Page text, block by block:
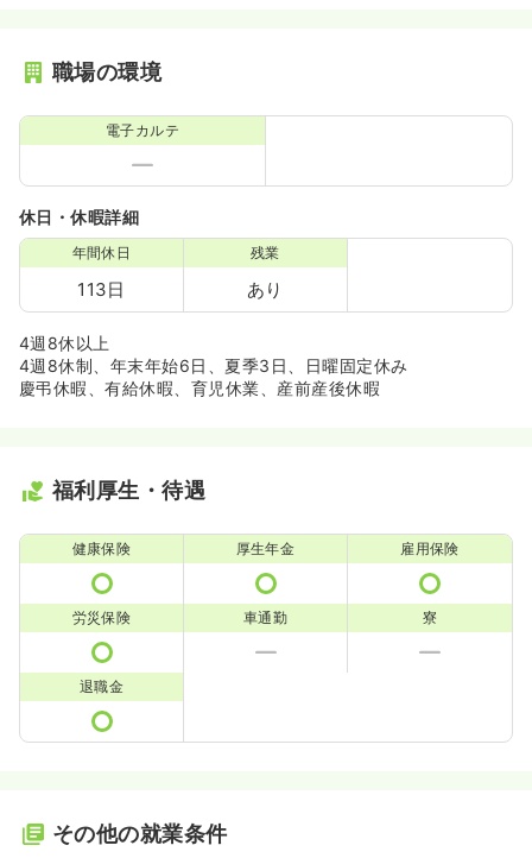
職場の環境
電子カルテ
休日・休暇詳細
年間休日
113日
残業
あり
4週8休以上
4週8休制、年末年始6日、夏季3日、日曜固定休み
慶弔休暇、有給休暇、育児休業、産前産後休暇
福利厚生・待遇
健康保険 厚生年金 雇用保険
労災保険 車通勤 寮
退職金
その他の就業条件